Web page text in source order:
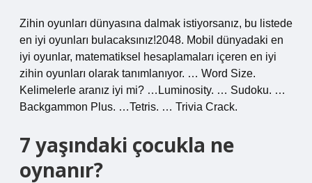
Zihin oyunları dünyasına dalmak istiyorsanız, bu listede
en iyi oyunları bulacaksınız!2048. Mobil dünyadaki en
iyi oyunlar, matematiksel hesaplamaları içeren en iyi
zihin oyunları olarak tanımlanıyor. … Word Size.
Kelimelerle aranız iyi mi? …Luminosity. … Sudoku. …
Backgammon Plus. …Tetris. … Trivia Crack.
7 yaşındaki çocukla ne
oynanır?